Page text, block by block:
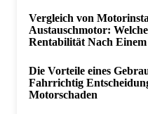
Vergleich von
Austauschmotor:
Rentabilität Nach
Die Vorteile eines
Fahrrichtig
Motorschaden